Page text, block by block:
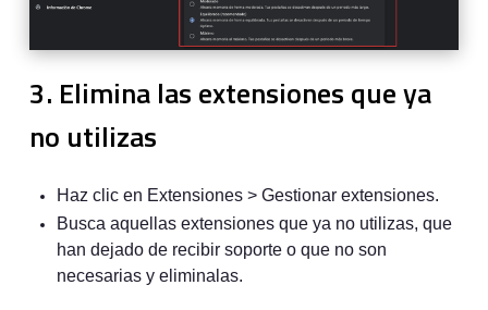
3. Elimina las extensiones que ya
no utilizas
Haz clic en Extensiones > Gestionar extensiones.
Busca aquellas extensiones que ya no utilizas, que
han dejado de recibir soporte o que no son
necesarias y eliminalas.